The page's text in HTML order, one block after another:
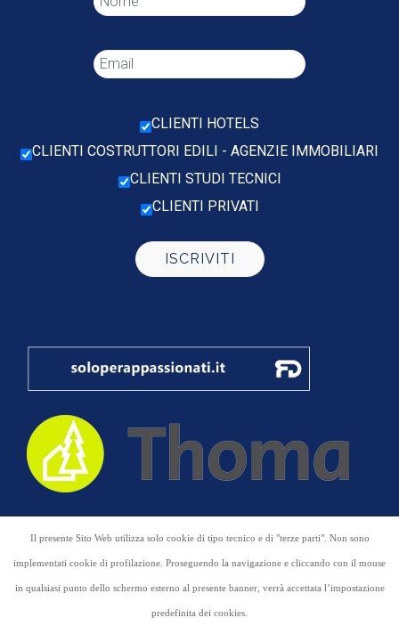
CLIENTI HOTELS
CLIENTI COSTRUTTORI EDILI - AGENZIE IMMOBILIARI
CLIENTI STUDI TECNICI
CLIENTI PRIVATI
MARKETING
HOME HOME
PRIVACY
SITEMAP
Il presente Sito Web utilizza solo cookie di tipo tecnico e di "terze parti". Non sono
implementati cookie di profilazione. Proseguendo la navigazione e cliccando con il mouse
in qualsiasi punto dello schermo esterno al presente banner, verrà accettata l’impostazione
predefinita dei cookies.